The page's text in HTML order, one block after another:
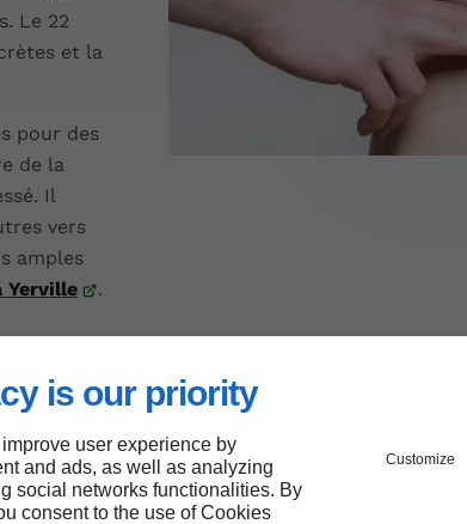
is our priority
user experience by
and ads, as well as analyzing
social networks functionalities. By
consent to the use of Cookies
Customize
Le 22
et la
pour des
de la
Il
vers
amples
Yerville .
à Yerville,